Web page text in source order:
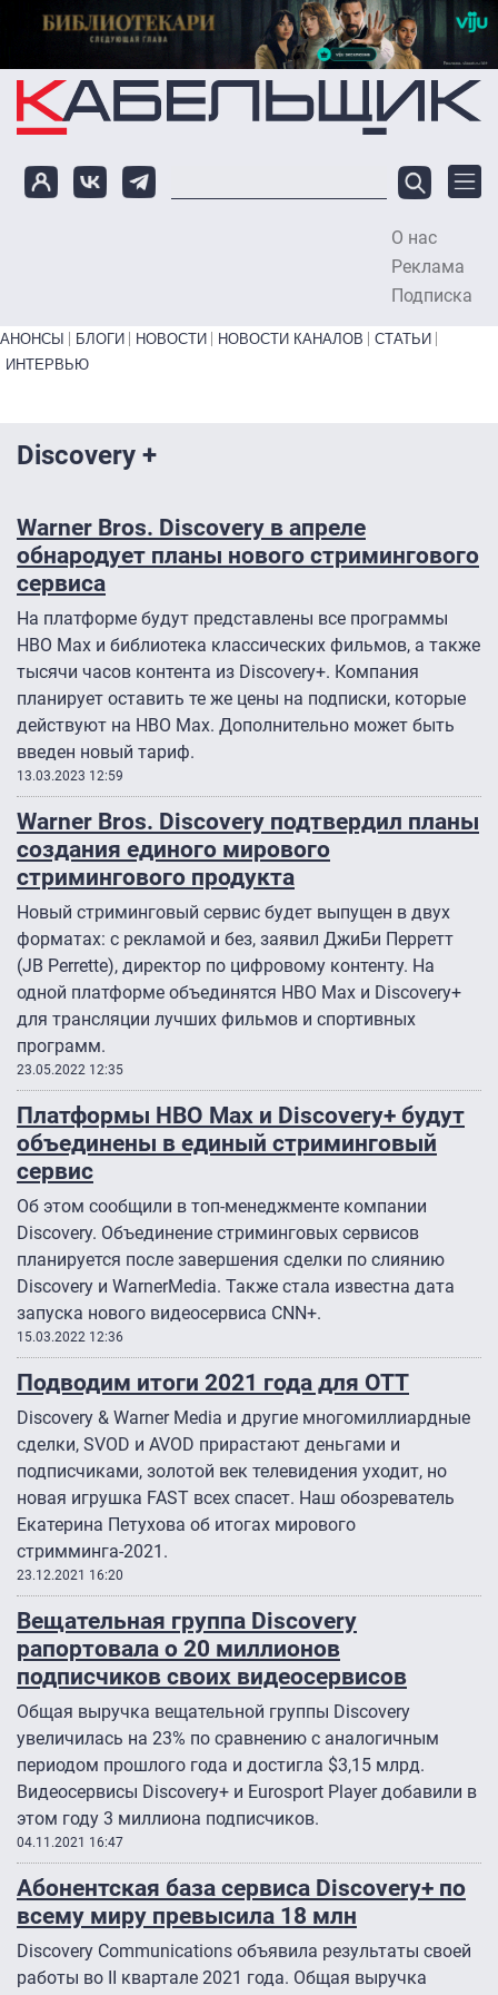
Перейти к основному содержанию
О нас
Реклама
Подписка
Primary links bottom
АНОНСЫ БЛОГИ НОВОСТИ НОВОСТИ КАНАЛОВ
СТАТЬИ
ИНТЕРВЬЮ
Discovery +
Warner Bros. Discovery в апреле
обнародует планы нового стримингового
сервиса
На платформе будут представлены все программы
HBO Max и библиотека классических фильмов, а также
тысячи часов контента из Discovery+. Компания
планирует оставить те же цены на подписки, которые
действуют на HBO Max. Дополнительно может быть
введен новый тариф.
13.03.2023 12:59
Warner Bros. Discovery подтвердил планы
создания единого мирового
стримингового продукта
Новый стриминговый сервис будет выпущен в двух
форматах: с рекламой и без, заявил ДжиБи Перретт
(JB Perrette), директор по цифровому контенту. На
одной платформе объединятся HBO Max и Discovery+
для трансляции лучших фильмов и спортивных
программ.
23.05.2022 12:35
Платформы HBO Max и Discovery+ будут
объединены в единый стриминговый
сервис
Об этом сообщили в топ-менеджменте компании
Discovery. Объединение стриминговых сервисов
планируется после завершения сделки по слиянию
Discovery и WarnerMedia. Также стала известна дата
запуска нового видеосервиса CNN+.
15.03.2022 12:36
Подводим итоги 2021 года для ОТТ
Discovery & Warner Media и другие многомиллиардные
сделки, SVOD и AVOD прирастают деньгами и
подписчиками, золотой век телевидения уходит, но
новая игрушка FAST всех спасет. Наш обозреватель
Екатерина Петухова об итогах мирового
стримминга-2021.
23.12.2021 16:20
Вещательная группа Discovery
рапортовала о 20 миллионов
подписчиков своих видеосервисов
Общая выручка вещательной группы Discovery
увеличилась на 23% по сравнению с аналогичным
периодом прошлого года и достигла $3,15 млрд.
Видеосервисы Discovery+ и Eurosport Player добавили в
этом году 3 миллиона подписчиков.
04.11.2021 16:47
Абонентская база сервиса Discovery+ по
всему миру превысила 18 млн
Discovery Communications объявила результаты своей
работы во II квартале 2021 года. Общая выручка